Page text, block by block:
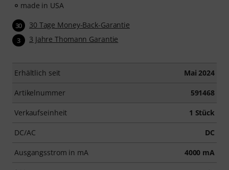
made in USA
30 30 Tage Money-Back-Garantie
3 3 Jahre Thomann Garantie
Erhältlich seit Mai 2024
Artikelnummer 591468
Verkaufseinheit 1 Stück
DC/AC DC
Ausgangsstrom in mA 4000 mA